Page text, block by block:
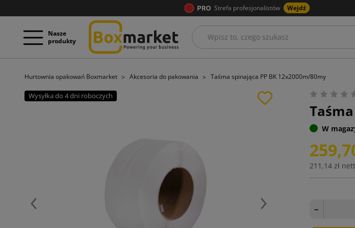
Strefa profesjonalistów Wejdź
Nasze
produkty
Hurtownia opakowań Boxmarket Akcesoria do pakowania Taśma spinająca PP BK 12x2000m/80my
Wysyłka do 4 dni roboczych
Poprzedni Następny
W
211,14 zł
−